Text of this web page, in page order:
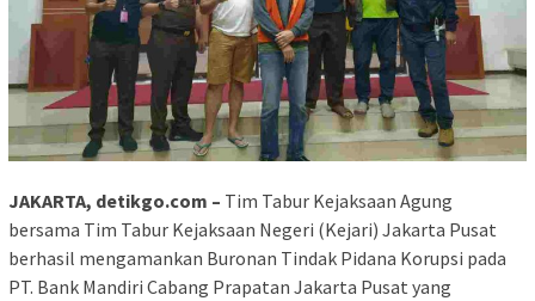
JAKARTA, detikgo.com – Tim Tabur Kejaksaan Agung
bersama Tim Tabur Kejaksaan Negeri (Kejari) Jakarta Pusat
berhasil mengamankan Buronan Tindak Pidana Korupsi pada
PT. Bank Mandiri Cabang Prapatan Jakarta Pusat yang